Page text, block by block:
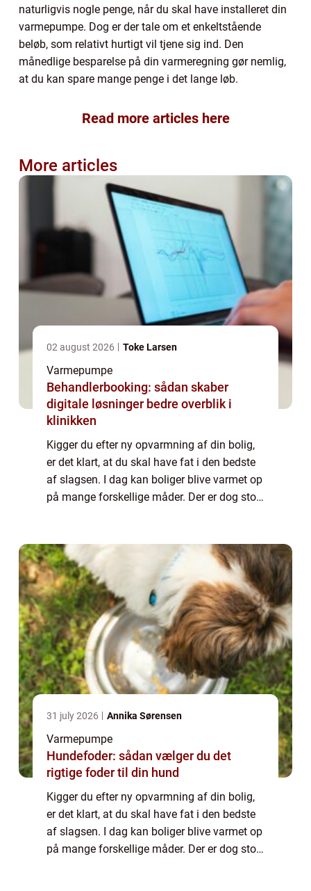
naturligvis nogle penge, når du skal have installeret din
varmepumpe. Dog er der tale om et enkeltstående
beløb, som relativt hurtigt vil tjene sig ind. Den
månedlige besparelse på din varmeregning gør nemlig,
at du kan spare mange penge i det lange løb.
Read more articles here
More articles
02 august 2026 Toke Larsen
Varmepumpe
Behandlerbooking: sådan skaber
digitale løsninger bedre overblik i
klinikken
Kigger du efter ny opvarmning af din bolig,
er det klart, at du skal have fat i den bedste
af slagsen. I dag kan boliger blive varmet op
på mange forskellige måder. Der er dog stor
31 july 2026 Annika Sørensen
Varmepumpe
Hundefoder: sådan vælger du det
rigtige foder til din hund
Kigger du efter ny opvarmning af din bolig,
er det klart, at du skal have fat i den bedste
af slagsen. I dag kan boliger blive varmet op
på mange forskellige måder. Der er dog stor